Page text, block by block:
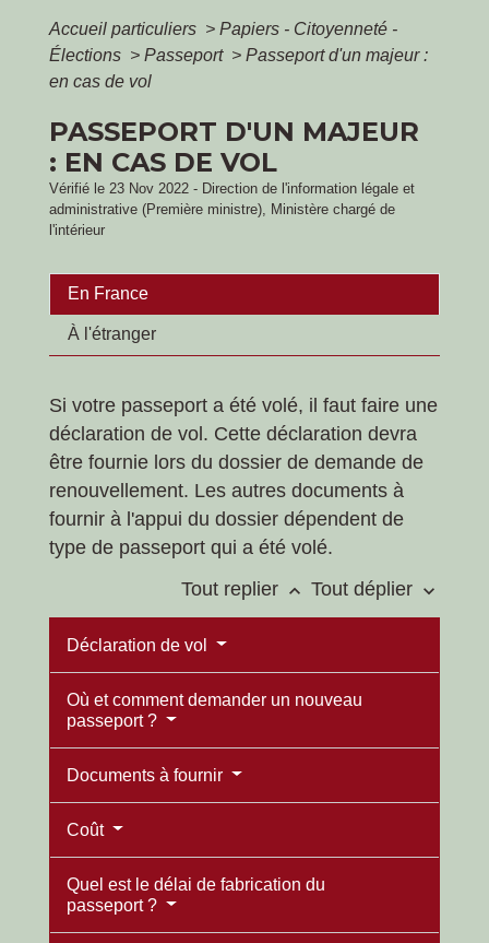
Accueil particuliers > Papiers - Citoyenneté -
Élections > Passeport > Passeport d'un majeur :
en cas de vol
PASSEPORT D'UN MAJEUR
: EN CAS DE VOL
Vérifié le 23 Nov 2022 - Direction de l'information légale et
administrative (Première ministre), Ministère chargé de
l'intérieur
En France
À l'étranger
Si votre passeport a été volé, il faut faire une
déclaration de vol. Cette déclaration devra
être fournie lors du dossier de demande de
renouvellement. Les autres documents à
fournir à l'appui du dossier dépendent de
type de passeport qui a été volé.
Tout replier keyboard_arrow_up Tout déplier keyboard_arrow_down
Déclaration de vol
Où et comment demander un nouveau
passeport ?
Documents à fournir
Coût
Quel est le délai de fabrication du
passeport ?